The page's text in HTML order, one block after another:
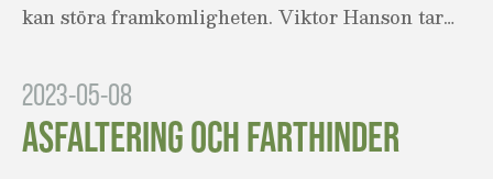
kan störa framkomligheten. Viktor Hanson tar…
2023-05-08
ASFALTERING OCH FARTHINDER